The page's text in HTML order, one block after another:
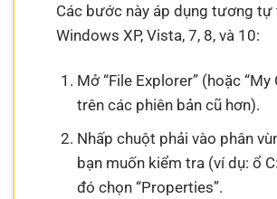
Các bước này áp dụng tương tự
Windows XP, Vista, 7, 8, và 10:
Mở “File Explorer” (hoặc “My
trên các phiên bản cũ hơn).
Nhấp chuột phải vào phân
bạn muốn kiểm tra (ví dụ: ổ
đó chọn “Properties”.